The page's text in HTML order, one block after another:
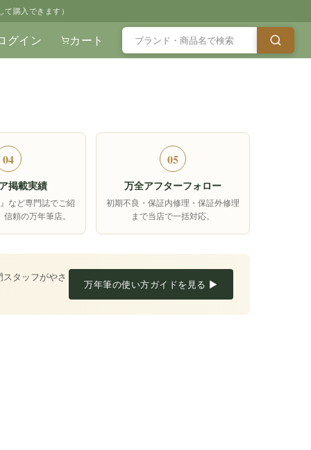
て購入できます）
グイン カート
04
掲載実績
など専門誌でご紹
頼の万年筆店。
05
万全アフターフォロー
初期不良・保証内修理・保証外修理
まで当店で一括対応。
タッフがやさ
万年筆の使い方ガイドを見る ▶